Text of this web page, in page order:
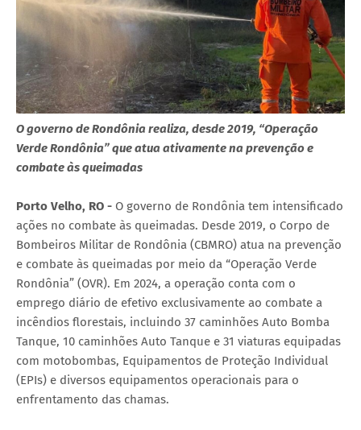
O governo de Rondônia realiza, desde 2019, “Operação
Verde Rondônia” que atua ativamente na prevenção e
combate às queimadas
Porto Velho, RO - O governo de Rondônia tem intensificado
ações no combate às queimadas. Desde 2019, o Corpo de
Bombeiros Militar de Rondônia (CBMRO) atua na prevenção
e combate às queimadas por meio da “Operação Verde
Rondônia” (OVR). Em 2024, a operação conta com o
emprego diário de efetivo exclusivamente ao combate a
incêndios florestais, incluindo 37 caminhões Auto Bomba
Tanque, 10 caminhões Auto Tanque e 31 viaturas equipadas
com motobombas, Equipamentos de Proteção Individual
(EPIs) e diversos equipamentos operacionais para o
enfrentamento das chamas.